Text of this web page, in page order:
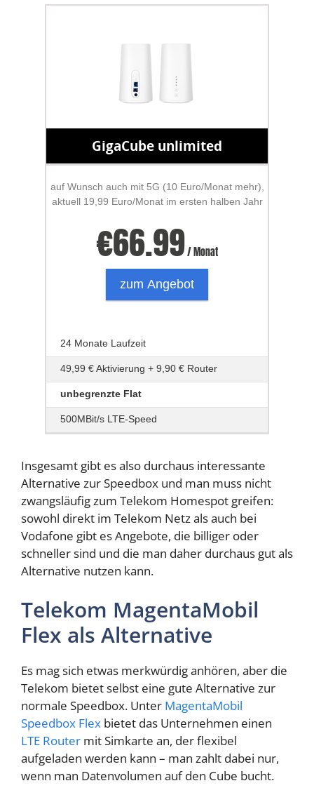
GigaCube unlimited
auf Wunsch auch mit 5G (10 Euro/Monat mehr),
aktuell 19,99 Euro/Monat im ersten halben Jahr
€66.99/ Monat
zum Angebot
24 Monate Laufzeit
49,99 € Aktivierung + 9,90 € Router
unbegrenzte Flat
500MBit/s LTE-Speed
Insgesamt gibt es also durchaus interessante
Alternative zur Speedbox und man muss nicht
zwangsläufig zum Telekom Homespot greifen:
sowohl direkt im Telekom Netz als auch bei
Vodafone gibt es Angebote, die billiger oder
schneller sind und die man daher durchaus gut als
Alternative nutzen kann.
Telekom MagentaMobil
Flex als Alternative
Es mag sich etwas merkwürdig anhören, aber die
Telekom bietet selbst eine gute Alternative zur
normale Speedbox. Unter MagentaMobil
Speedbox Flex bietet das Unternehmen einen
LTE Router mit Simkarte an, der flexibel
aufgeladen werden kann – man zahlt dabei nur,
wenn man Datenvolumen auf den Cube bucht.